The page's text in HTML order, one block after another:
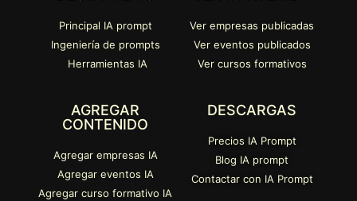
Principal IA prompt
Ingeniería de prompts
Herramientas IA
Ver empresas publicadas
Ver eventos publicados
Ver cursos formativos
AGREGAR
CONTENIDO
Agregar empresas IA
Agregar eventos IA
Agregar curso formativo IA
DESCARGAS
Precios IA Prompt
Blog IA prompt
Contactar con IA Prompt